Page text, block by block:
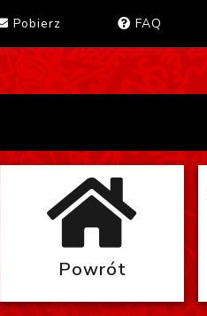
Pobierz FAQ
Powrót